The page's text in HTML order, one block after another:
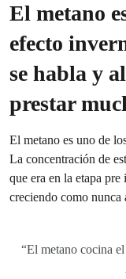
El metano
efecto
se habla y
prestar
El metano es uno de
La concentración de
que era en la etapa
creciendo como nunca
“El metano cocina